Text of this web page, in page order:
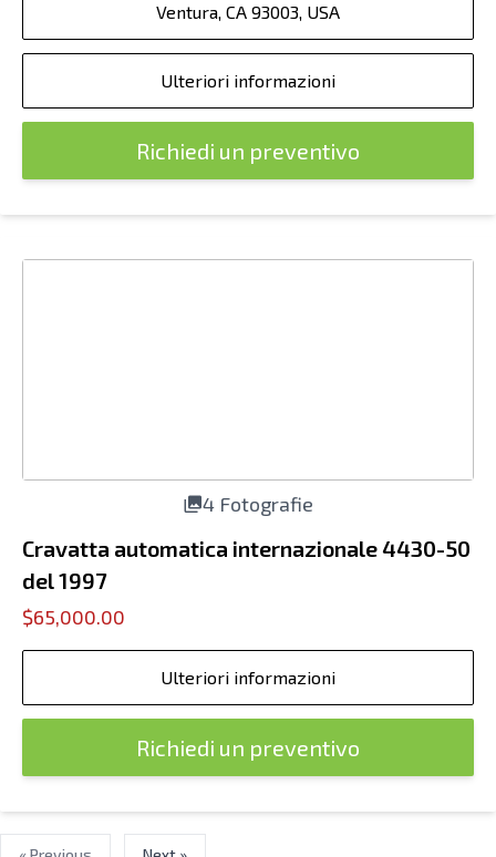
Ventura, CA 93003, USA
Ulteriori informazioni
Richiedi un preventivo
4 Fotografie
Cravatta automatica internazionale 4430-50
del 1997
$65,000.00
Ulteriori informazioni
Richiedi un preventivo